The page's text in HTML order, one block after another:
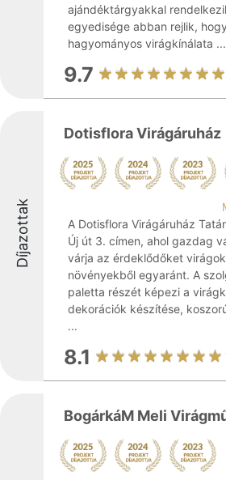
ajándéktárgyakkal
egyedisége abban rejlik, hogy
hagyományos virágkínálata ...
9.7
Díjazottak
Dotisflora Virágáruház
A Dotisflora Virágáruház
Új út 3. címen, ahol gazdag
várja az érdeklődőket
növényekből egyaránt. A
paletta részét képezi a
dekorációk készítése,
...
8.1
BogárkáM Meli